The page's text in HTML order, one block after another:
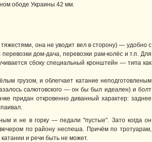
ободе Украины 42 мм.
она не уводит вел в сторону) — удобно с
дом-дача, перевозки рам-колёс и т.п. Для
сбоку специальный кронштейн — типа как
грузом, и облегчает катание неподготовленым
салютовского — он бы был идеален) и болт
придан откровенно диванный характер: заднее
и не в горку — педали "пустые". Зато когда он
по району неспеша. Причём по тротуарам,
и речи быть не может.